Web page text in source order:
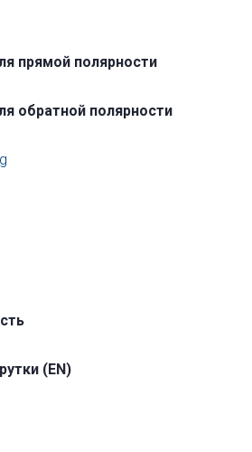
прямой полярности
обратной полярности
(EN)